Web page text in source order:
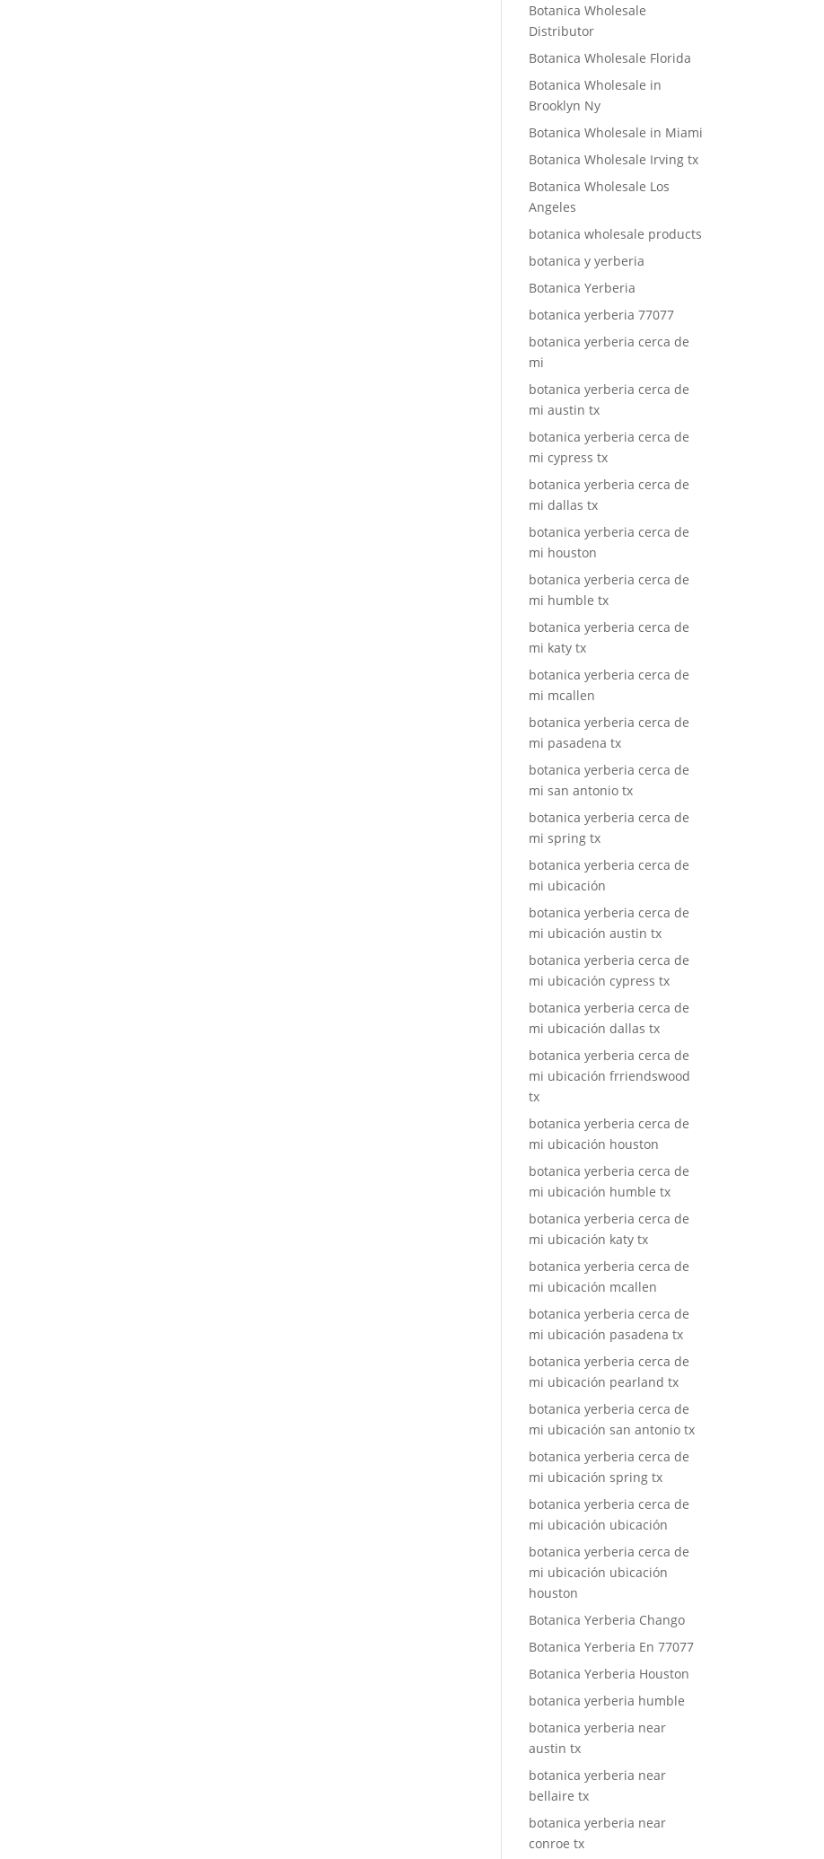
Botanica Wholesale
Distributor
Botanica Wholesale Florida
Botanica Wholesale in
Brooklyn Ny
Botanica Wholesale in Miami
Botanica Wholesale Irving tx
Botanica Wholesale Los
Angeles
botanica wholesale products
botanica y yerberia
Botanica Yerberia
botanica yerberia 77077
botanica yerberia cerca de
mi
botanica yerberia cerca de
mi austin tx
botanica yerberia cerca de
mi cypress tx
botanica yerberia cerca de
mi dallas tx
botanica yerberia cerca de
mi houston
botanica yerberia cerca de
mi humble tx
botanica yerberia cerca de
mi katy tx
botanica yerberia cerca de
mi mcallen
botanica yerberia cerca de
mi pasadena tx
botanica yerberia cerca de
mi san antonio tx
botanica yerberia cerca de
mi spring tx
botanica yerberia cerca de
mi ubicación
botanica yerberia cerca de
mi ubicación austin tx
botanica yerberia cerca de
mi ubicación cypress tx
botanica yerberia cerca de
mi ubicación dallas tx
botanica yerberia cerca de
mi ubicación frriendswood
tx
botanica yerberia cerca de
mi ubicación houston
botanica yerberia cerca de
mi ubicación humble tx
botanica yerberia cerca de
mi ubicación katy tx
botanica yerberia cerca de
mi ubicación mcallen
botanica yerberia cerca de
mi ubicación pasadena tx
botanica yerberia cerca de
mi ubicación pearland tx
botanica yerberia cerca de
mi ubicación san antonio tx
botanica yerberia cerca de
mi ubicación spring tx
botanica yerberia cerca de
mi ubicación ubicación
botanica yerberia cerca de
mi ubicación ubicación
houston
Botanica Yerberia Chango
Botanica Yerberia En 77077
Botanica Yerberia Houston
botanica yerberia humble
botanica yerberia near
austin tx
botanica yerberia near
bellaire tx
botanica yerberia near
conroe tx